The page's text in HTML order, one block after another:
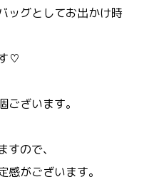
ッグとしてお出かけ時
♡
ざいます。
ので、
がございます。